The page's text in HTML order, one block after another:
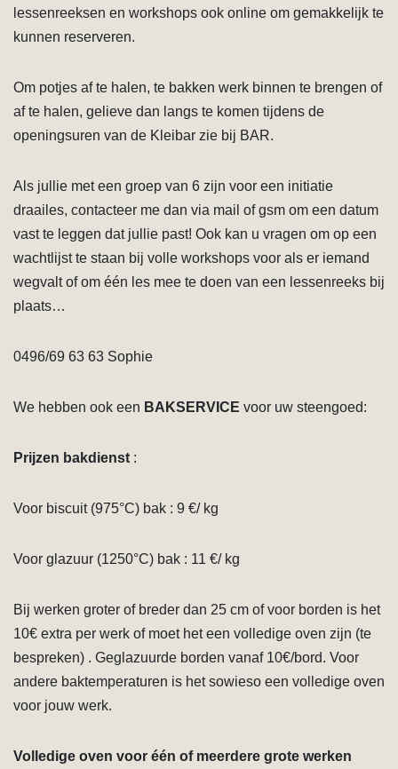
lessenreeksen en workshops ook online om gemakkelijk te
kunnen reserveren.
Om potjes af te halen, te bakken werk binnen te brengen of
af te halen, gelieve dan langs te komen tijdens de
openingsuren van de Kleibar zie bij BAR.
Als jullie met een groep van 6 zijn voor een initiatie
draailes, contacteer me dan via mail of gsm om een datum
vast te leggen dat jullie past! Ook kan u vragen om op een
wachtlijst te staan bij volle workshops voor als er iemand
wegvalt of om één les mee te doen van een lessenreeks bij
plaats…
0496/69 63 63 Sophie
We hebben ook een BAKSERVICE voor uw steengoed:
Prijzen bakdienst :
Voor biscuit (975°C) bak : 9 €/ kg
Voor glazuur (1250°C) bak : 11 €/ kg
Bij werken groter of breder dan 25 cm of voor borden is het
10€ extra per werk of moet het een volledige oven zijn (te
bespreken) . Geglazuurde borden vanaf 10€/bord. Voor
andere baktemperaturen is het sowieso een volledige oven
voor jouw werk.
Volledige oven voor één of meerdere grote werken